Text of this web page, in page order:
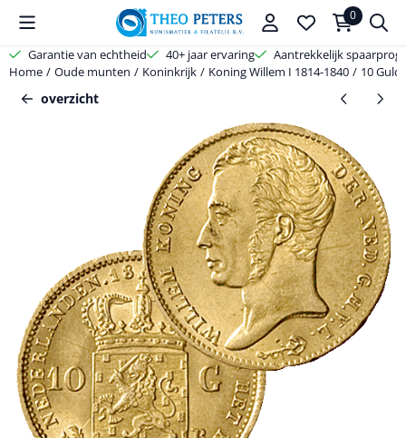
Cookievoorkeuren zijn beschikbaar. Kies instellingen of sta alle
0
Garantie van echtheid 40+ jaar ervaring
Aantrekkelijk
Home / Oude munten / Koninkrijk / Koning Willem I 1814-1840 / 10
overzicht